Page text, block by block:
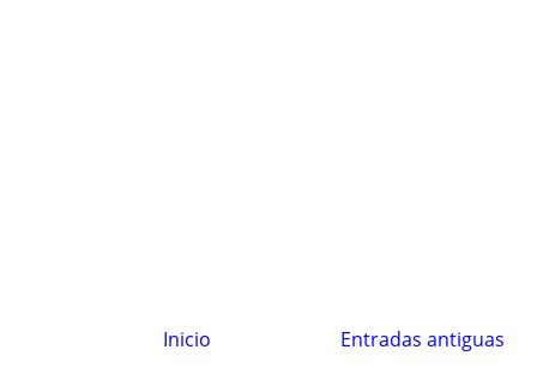
Entradas antiguas
Inicio